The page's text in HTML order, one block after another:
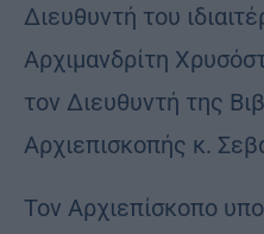
Διευθυντή του
Αρχιμανδρίτη
τον Διευθυντή της
Αρχιεπισκοπής κ.
Τον Αρχιεπίσκοπο